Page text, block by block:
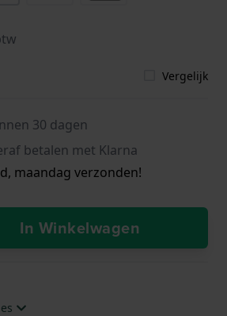
Vergelijk
30 dagen
betalen met Klarna
maandag verzonden!
In Winkelwagen